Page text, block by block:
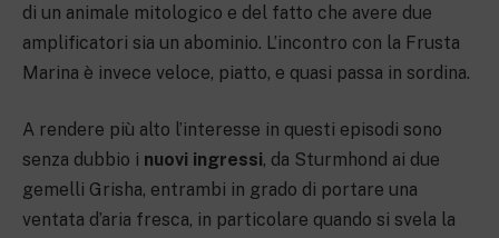
di un animale mitologico e del fatto che avere due
amplificatori sia un abominio. L’incontro con la Frusta
Marina è invece veloce, piatto, e quasi passa in sordina.
A rendere più alto l’interesse in questi episodi sono
senza dubbio i nuovi ingressi, da Sturmhond ai due
gemelli Grisha, entrambi in grado di portare una
ventata d’aria fresca, in particolare quando si svela la